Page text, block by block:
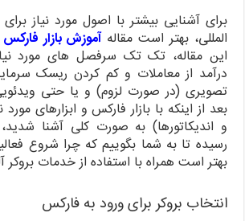
برای آشنایی بیشتر با اصول مورد نیاز
المللی، بهتر است مقالهآموزش بازار فارکس
این مقاله، تک تک سرفصل های مورد
درآمد از معاملات و کم کردن ریسک
تصویری (در صورت لزوم) و یا حتی
بعد از اینکه با بازار فارکس و ابزارهای
و اندیکاتورها) به صورت کلی آشنا
رسیده تا به شما بگوییم که چرا شروع
بهتر است همراه با استفاده از خدمات بروکر
انتخاب بروکر برای ورود به فارکس